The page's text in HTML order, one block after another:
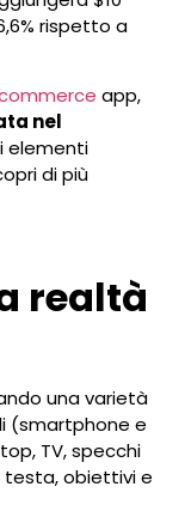
rispetto a
app,
nel
elementi
di più
realtà
una varietà
(smartphone e
TV, specchi
testa, obiettivi e